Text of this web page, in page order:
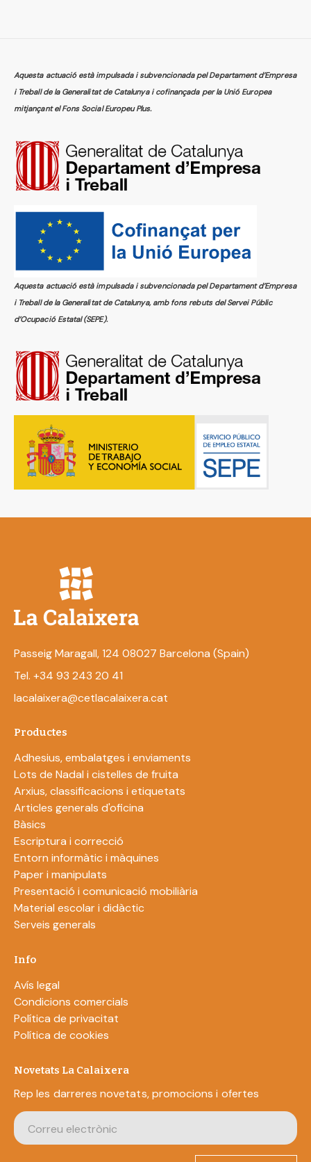
Aquesta actuació està impulsada i subvencionada pel Departament d’Empresa
i Treball de la Generalitat de Catalunya i cofinançada per la Unió Europea
mitjançant el Fons Social Europeu Plus.
Aquesta actuació està impulsada i subvencionada pel Departament d’Empresa
i Treball de la Generalitat de Catalunya, amb fons rebuts del Servei Públic
d’Ocupació Estatal (SEPE).
Passeig Maragall, 124 08027 Barcelona (Spain)
Tel. +34 93 243 20 41
lacalaixera@cetlacalaixera.cat
Productes
Adhesius, embalatges i enviaments
Lots de Nadal i cistelles de fruita
Arxius, classificacions i etiquetats
Articles generals d'oficina
Bàsics
Escriptura i correcció
Entorn informàtic i màquines
Paper i manipulats
Presentació i comunicació mobiliària
Material escolar i didàctic
Serveis generals
Info
Avís legal
Condicions comercials
Política de privacitat
Política de cookies
Novetats La Calaixera
Rep les darreres novetats, promocions i ofertes